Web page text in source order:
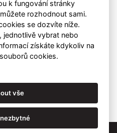
k fungování stránky
rozhodnout sami.
se dozvíte níže.
jednotlivě vybrat nebo
získáte kdykoliv na
cookies.
vše